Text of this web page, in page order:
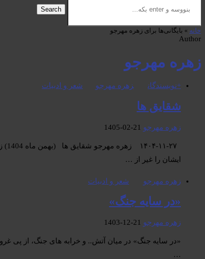
Search
خانه » بایگانی‌ها برای زهره مهرجو
Author
زهره مهرجو
+نویسندگان زهره مهرجو شعر و ادبیات
شقایق ها
زهره مهرجو 1405-02-21
ایشان را غیر از …
زهره مهرجو شعر و ادبیات
«در سایه جنگ»
زهره مهرجو 1403-12-21
«در سایه جنگ» در میان آتش.. و خرابه های جنگ، از پی
…